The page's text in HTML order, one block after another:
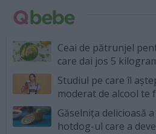
Ceai de pătrunjel
care dai jos 5
Studiul pe care îl
moderat de alcool te
Găselnița delicioasă
hotdog-ul care a